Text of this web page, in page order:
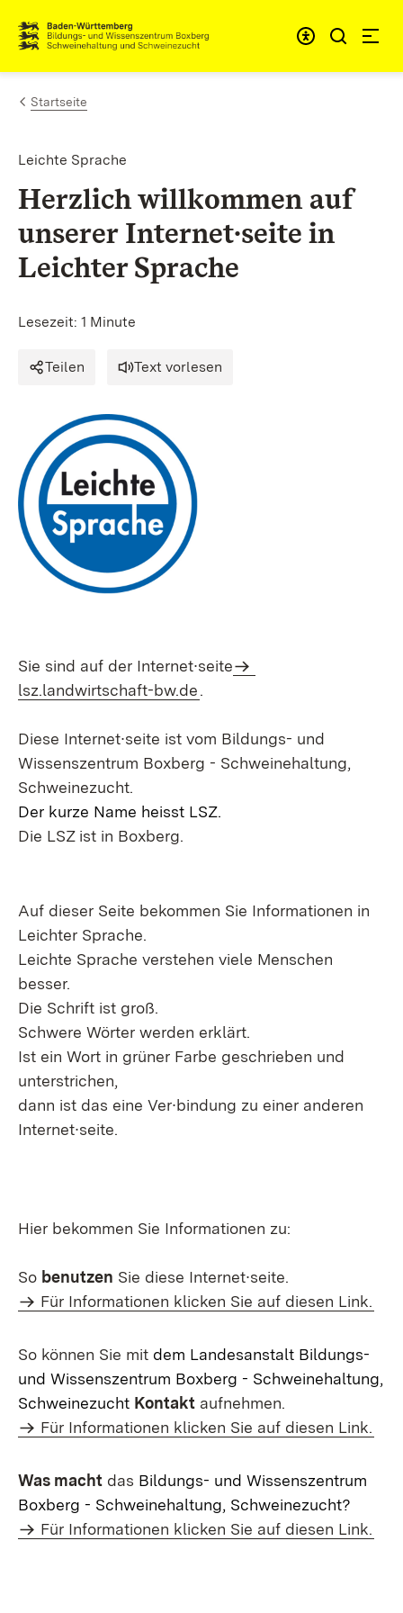
Zum Inhalt springen
Link zur Startseite
Startseite
Leichte Sprache
Herzlich willkommen auf
unserer Internet∙seite in
Leichter Sprache
Lesezeit: 1 Minute
Teilen Text vorlesen
Sie sind auf der Internet∙seite
lsz.landwirtschaft-bw.de.
Diese Internet∙seite ist vom Bildungs- und
Wissenszentrum Boxberg - Schweinehaltung,
Schweinezucht.
Der kurze Name heisst LSZ.
Die LSZ ist in Boxberg.
Auf dieser Seite bekommen Sie Informationen in
Leichter Sprache.
Leichte Sprache verstehen viele Menschen
besser.
Die Schrift ist groß.
Schwere Wörter werden erklärt.
Ist ein Wort in grüner Farbe geschrieben und
unterstrichen,
dann ist das eine Ver∙bindung zu einer anderen
Internet∙seite.
Hier bekommen Sie Informationen zu:
So benutzen Sie diese Internet∙seite.
Für Informationen klicken Sie auf diesen Link.
So können Sie mit dem Landesanstalt Bildungs-
und Wissenszentrum Boxberg - Schweinehaltung,
Schweinezucht Kontakt aufnehmen.
Für Informationen klicken Sie auf diesen Link.
Was macht das Bildungs- und Wissenszentrum
Boxberg - Schweinehaltung, Schweinezucht?
Für Informationen klicken Sie auf diesen Link.